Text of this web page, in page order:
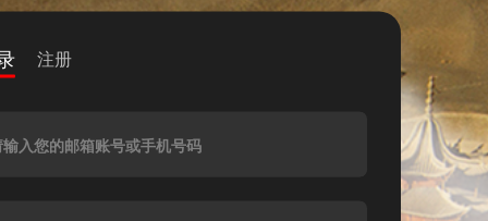
注册
入您的邮箱账号或手机号码